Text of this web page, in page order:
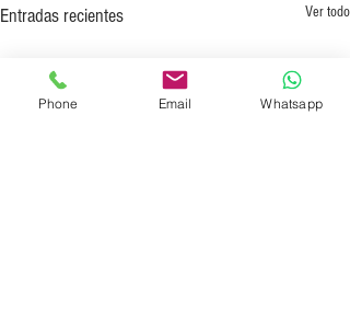
Entradas recientes Ver todo
Phone Email Whatsapp